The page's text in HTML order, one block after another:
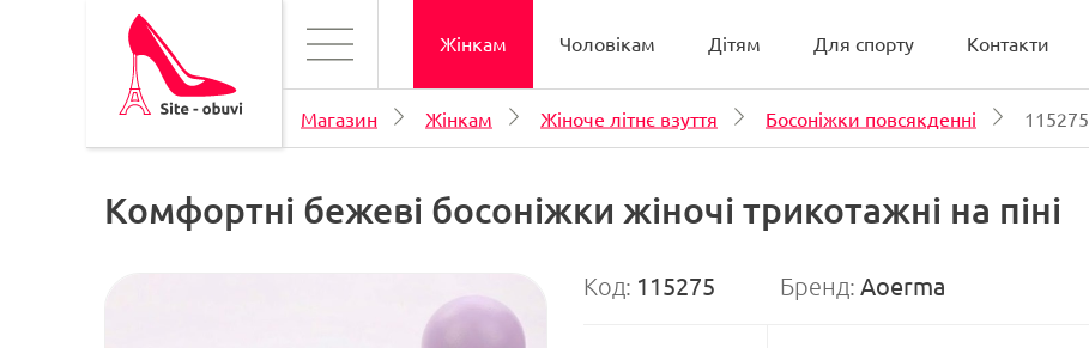
Жінкам Чоловікам Дітям Для спорту Контакти
Магазин Жінкам Жіноче літнє взуття Босоніжки повсякденні 115275
Комфортні бежеві босоніжки жіночі трикотажні на піні
Код: 115275 Бренд: Aoerma